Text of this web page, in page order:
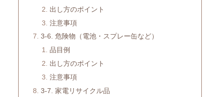
出し方のポイント
注意事項
3-6. 危険物（電池・スプレー缶など）
品目例
出し方のポイント
注意事項
3-7. 家電リサイクル品